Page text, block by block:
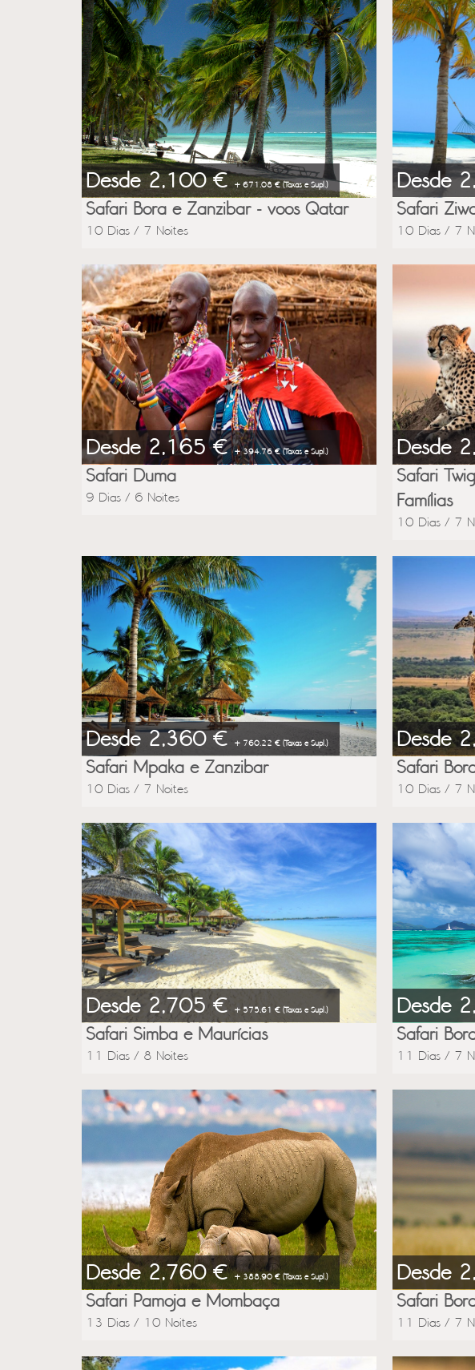
Desde 2,100 €+ 671.08 € (Taxas e Supl.)
Safari Bora e Zanzibar - voos Qatar
10 Dias / 7 Noites
Desde
Safari
10 Dias / 7
Desde 2,165 €+ 394.76 € (Taxas e Supl.)
Safari Duma
9 Dias / 6 Noites
Desde
Safari
Famílias
10 Dias / 7
Desde 2,360 € + 760.22 € (Taxas e Supl.)
Safari Mpaka e Zanzibar
10 Dias / 7 Noites
Desde
Safari
10 Dias / 7
Desde 2,705 € + 575.61 € (Taxas e Supl.)
Safari Simba e Maurícias
11 Dias / 8 Noites
Desde
Safari
11 Dias / 7
Desde 2,760 €+ 388.90 € (Taxas e Supl.)
Safari Pamoja e Mombaça
13 Dias / 10 Noites
Desde
Safari
11 Dias / 7